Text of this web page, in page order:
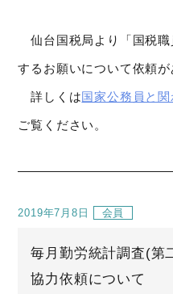
仙台国税局より「国税職
するお願いについて依頼が
詳しくは国家公務員と
ご覧ください。
2019年7月8日 会員
毎月勤労統計調査(第
協力依頼について